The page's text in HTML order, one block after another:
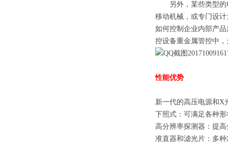
另外，某些类型的电
移动机械，或专门设
如何控制企业内部产
控设备重金属管控中
性能优势
新一代的高压电源和X
下照式：可满足各种
高分辨率探测器：提
准直器和滤光片：多